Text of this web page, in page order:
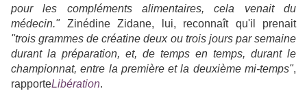
pour les compléments alimentaires, cela venait du
médecin."Zinédine Zidane, lui, reconnaît qu'il prenait
"trois grammes de créatine deux ou trois jours par semaine
durant la préparation, et, de temps en temps, durant le
championnat, entre la première et la deuxième mi-temps",
rapporteLibération.